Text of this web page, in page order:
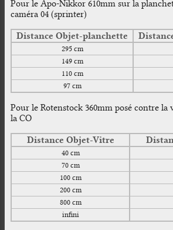
Pour le Apo-Nikkor 610mm sur la
caméra 04 (sprinter)
Distance Objet-planchette
295 cm
149 cm
110 cm
97 cm
Pour le Rotenstock 360mm posé contre la
la CO
Distance Objet-Vitre
40 cm
70 cm
100 cm
200 cm
800 cm
infini